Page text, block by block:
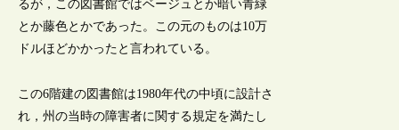
るが，この図書館ではベージュとか暗い青緑
とか藤色とかであった。この元のものは10万
ドルほどかかったと言われている。
この6階建の図書館は1980年代の中頃に設計さ
れ，州の当時の障害者に関する規定を満たし